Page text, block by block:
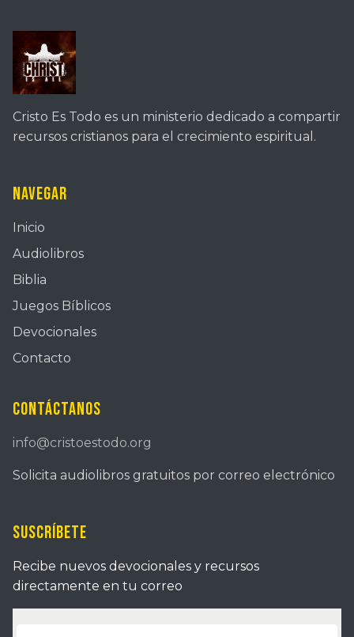
Cristo Es Todo es un ministerio dedicado a compartir
recursos cristianos para el crecimiento espiritual.
Navegar
Inicio
Audiolibros
Biblia
Juegos Bíblicos
Devocionales
Contacto
Contáctanos
info@cristoestodo.org
Solicita audiolibros gratuitos por correo electrónico
Suscríbete
Recibe nuevos devocionales y recursos
directamente en tu correo